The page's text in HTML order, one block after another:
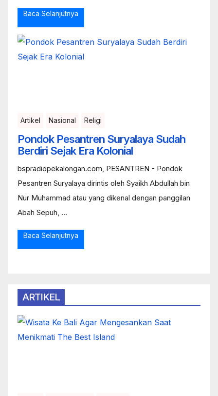
Baca Selanjutnya
Artikel Nasional Religi
Pondok Pesantren Suryalaya Sudah
Berdiri Sejak Era Kolonial
bspradiopekalongan.com, PESANTREN - Pondok
Pesantren Suryalaya dirintis oleh Syaikh Abdullah bin
Nur Muhammad atau yang dikenal dengan panggilan
Abah Sepuh, ...
Baca Selanjutnya
ARTIKEL